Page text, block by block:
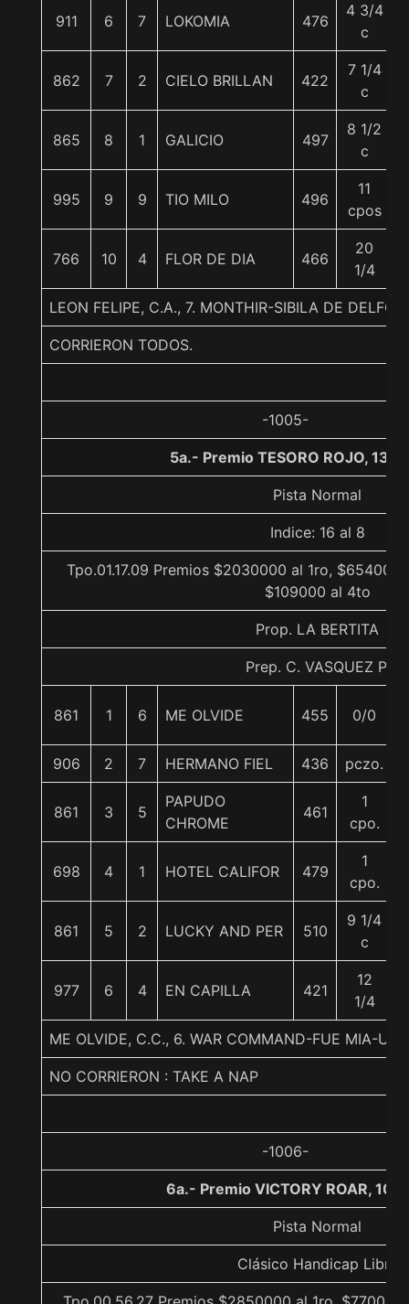
911 6 7 LOKOMIA 476
4 3/4
c
862 7 2 CIELO BRILLAN 422
7 1/4
c
865 8 1 GALICIO 497
8 1/2
c
995 9 9 TIO MILO 496
11
cpos
766 10 4 FLOR DE DIA 466
20
1/4
LEON FELIPE, C.A., 7. MONTHIR-SIBILA DE
CORRIERON TODOS.
-1005-
5a.- Premio TESORO ROJO,
Pista Normal
Indice: 16 al 8
Tpo.01.17.09 Premios $2030000 al 1ro,
$109000 al 4to
Prop. LA BERTITA
Prep. C. VASQUEZ P.
861 1 6 ME OLVIDE 455 0/0
906 2 7 HERMANO FIEL 436 pczo.
861 3 5
PAPUDO
CHROME
461
1
cpo.
698 4 1 HOTEL CALIFOR 479
1
cpo.
861 5 2 LUCKY AND PER 510
9 1/4
c
977 6 4 EN CAPILLA 421
12
1/4
ME OLVIDE, C.C., 6. WAR COMMAND-FUE MIA-
NO CORRIERON : TAKE A NAP
-1006-
6a.- Premio VICTORY ROAR,
Pista Normal
Clásico Handicap Libre